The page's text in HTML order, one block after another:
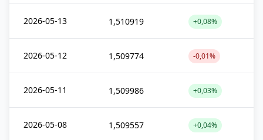
2026-05-13 1,510919 +0,08%
2026-05-12 1,509774 -0,01%
2026-05-11 1,509986 +0,03%
2026-05-08 1,509557 +0,04%